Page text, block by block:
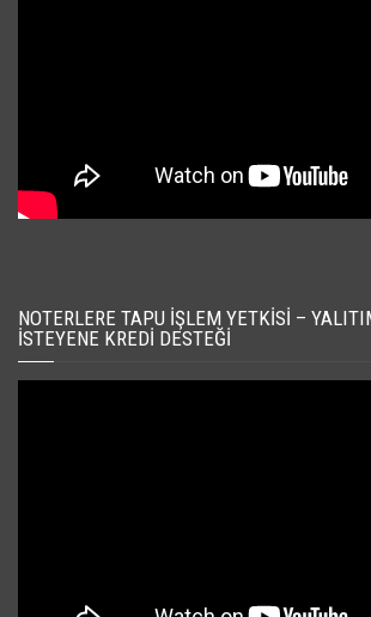
NOTERLERE TAPU İŞLEM YETKISI –
İSTEYENE KREDI DESTEĞI